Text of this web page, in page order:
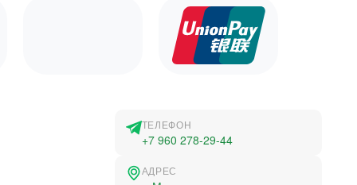
ТЕЛЕФОН
+7 960 278-29-44
АДРЕС